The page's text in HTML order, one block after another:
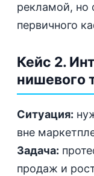
рекламой, но
первичного
Кейс 2.
нишевого
Ситуация:
вне
Задача:
продаж и